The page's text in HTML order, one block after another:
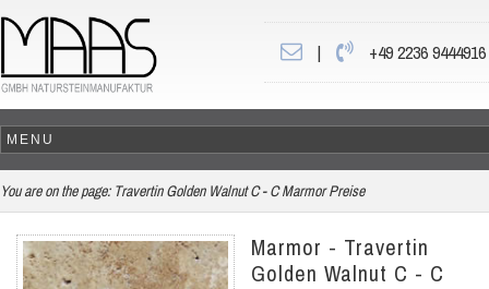
| +49 2236 9444916
You are on the page: Travertin Golden Walnut C - C Marmor Preise
Marmor - Travertin
Golden Walnut C - C